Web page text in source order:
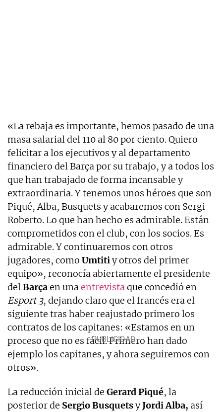
«La rebaja es importante, hemos pasado de una
masa salarial del 110 al 80 por ciento. Quiero
felicitar a los ejecutivos y al departamento
financiero del Barça por su trabajo, y a todos los
que han trabajado de forma incansable y
extraordinaria. Y tenemos unos héroes que son
Piqué, Alba, Busquets y acabaremos con Sergi
Roberto. Lo que han hecho es admirable. Están
comprometidos con el club, con los socios. Es
admirable. Y continuaremos con otros
jugadores, como Umtitiy otros del primer
equipo», reconocía abiertamente el presidente
delBarçaen unaentrevistaque concedió en
Esport 3, dejando claro que el francés era el
siguiente tras haber reajustado primero los
contratos de los capitanes: «Estamos en un
proceso que no es fácil. Primero han dado
ejemplo los capitanes, y ahora seguiremos con
otros».
La reducción inicial de GerardPiqué, la
posterior de Sergio BusquetsyJordi Alba, así